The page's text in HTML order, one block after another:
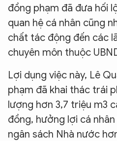
đồng phạm đã đưa hối
quan hệ cá nhân cũng
chất tác động đến các
chuyên môn thuộc
Lợi dụng việc này, Lê
phạm đã khai thác trái
lượng hơn 3,7 triệu m3
đồng, hưởng lợi cá
ngân sách Nhà nước